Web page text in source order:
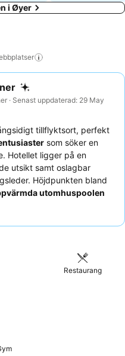
i Øyer
· Senast uppdaterad: 29 May
tillflyktsort, perfekt
som söker en
Hotellet ligger på en
utsikt samt oslagbar
Höjdpunkten bland
utomhuspoolen
vänliga och hjälpsamma
vistelse, överväg att boka
design
och ett välutrustat
Restaurang